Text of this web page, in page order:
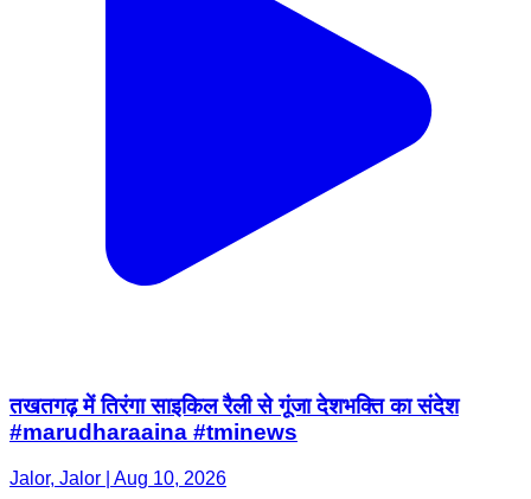
तखतगढ़ में तिरंगा साइकिल रैली से गूंजा देशभक्ति का संदेश
#marudharaaina #tminews
Jalor, Jalor | Aug 10, 2026